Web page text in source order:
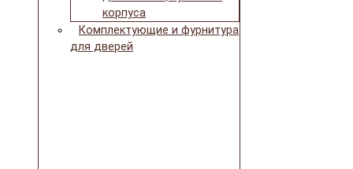
корпуса
Комплектующие и фурнитура
для дверей